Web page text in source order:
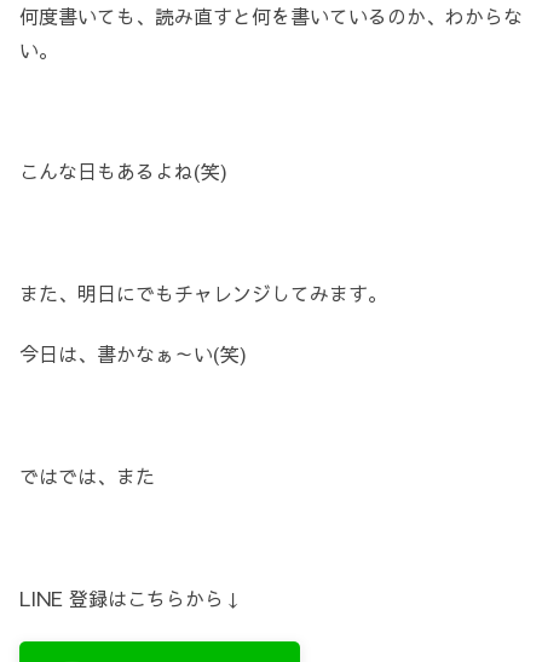
何度書いても、読み直すと何を書いているのか、わからな
い。
こんな日もあるよね(笑)
また、明日にでもチャレンジしてみます。
今日は、書かなぁ～い(笑)
ではでは、また
LINE 登録はこちらから↓